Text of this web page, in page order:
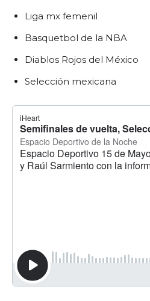
Liga mx femenil
Basquetbol de la NBA
Diablos Rojos del México
Selección mexicana